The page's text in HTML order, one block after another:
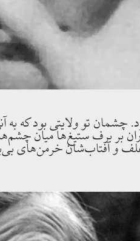
تو ولايتى بود كه به
بر برف ستيغ‌ها ميان
و آفتاب‌شان خرمن‌هاى